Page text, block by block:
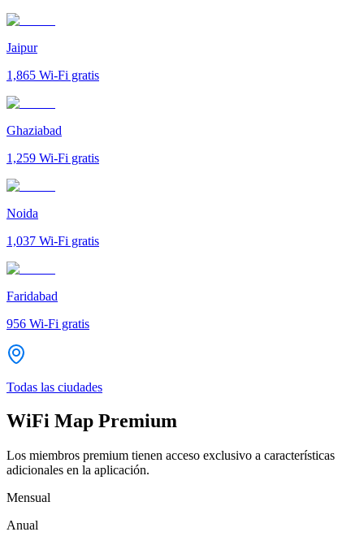
Jaipur
1,865 Wi-Fi gratis
Ghaziabad
1,259 Wi-Fi gratis
Noida
1,037 Wi-Fi gratis
Faridabad
956 Wi-Fi gratis
Todas las ciudades
WiFi Map Premium
Los miembros premium tienen acceso exclusivo a características
adicionales en la aplicación.
Mensual
Anual